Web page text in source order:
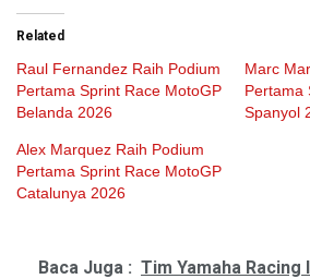
Related
Raul Fernandez Raih Podium
Pertama Sprint Race MotoGP
Belanda 2026
Marc
Pertama
Spanyol
Alex Marquez Raih Podium
Pertama Sprint Race MotoGP
Catalunya 2026
Baca Juga : Tim Yamaha Racing